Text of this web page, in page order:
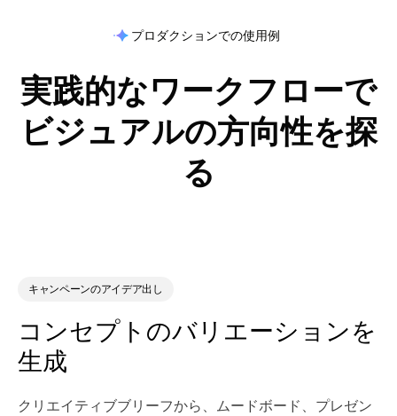
プロダクションでの使用例
実践的なワークフローで
ビジュアルの方向性を探
る
キャンペーンのアイデア出し
コンセプトのバリエーションを
生成
クリエイティブブリーフから、ムードボード、プレゼン